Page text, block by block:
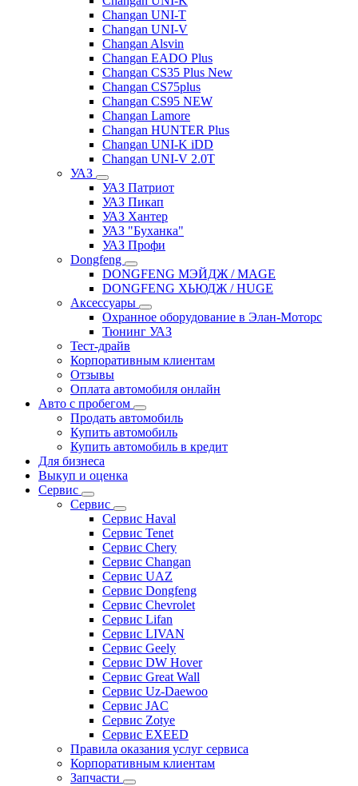
Changan UNI-T
Changan UNI-V
Changan Alsvin
Changan EADO Plus
Changan CS35 Plus New
Changan CS75plus
Changan CS95 NEW
Changan Lamore
Changan HUNTER Plus
Changan UNI-K iDD
Changan UNI-V 2.0T
УАЗ
УАЗ Патриот
УАЗ Пикап
УАЗ Хантер
УАЗ "Буханка"
УАЗ Профи
Dongfeng
DONGFENG МЭЙДЖ / MAGE
DONGFENG ХЬЮДЖ / HUGE
Аксессуары
Охранное оборудование в Элан-Моторс
Тюнинг УАЗ
Тест-драйв
Корпоративным клиентам
Отзывы
Оплата автомобиля онлайн
Авто с пробегом
Продать автомобиль
Купить автомобиль
Купить автомобиль в кредит
Для бизнеса
Выкуп и оценка
Сервис
Сервис
Сервис Haval
Сервис Tenet
Сервис Chery
Сервис Changan
Сервис UAZ
Сервис Dongfeng
Сервис Chevrolet
Сервис Lifan
Сервис LIVAN
Сервис Geely
Сервис DW Hover
Сервис Great Wall
Сервис Uz-Daewoo
Сервис JAC
Сервис Zotye
Сервис EXEED
Правила оказания услуг сервиса
Корпоративным клиентам
Запчасти